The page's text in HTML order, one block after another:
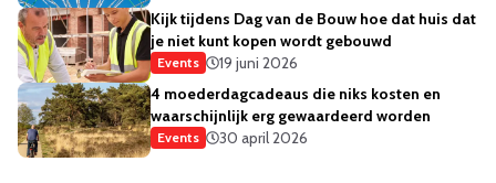
Kijk tijdens Dag van de Bouw hoe dat huis dat
je niet kunt kopen wordt gebouwd
Events
19 juni 2026
4 moederdagcadeaus die niks kosten en
waarschijnlijk erg gewaardeerd worden
Events 30 april 2026